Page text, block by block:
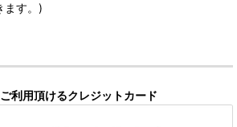
ます。)
利用頂けるクレジットカード